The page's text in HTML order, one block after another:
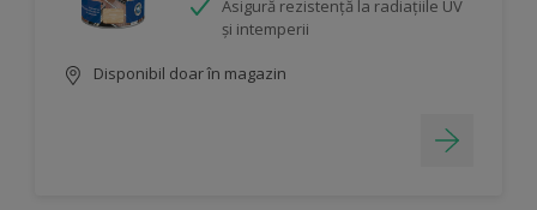
Asigură rezistenţă la radiaţiile UV
şi intemperii
Disponibil doar în magazin